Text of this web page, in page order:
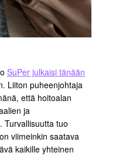
SuPer julkaisi tänään
Liiton puheenjohtaja
että hoitoalan
ja
Turvallisuutta tuo
viimeinkin saatava
kaikille yhteinen